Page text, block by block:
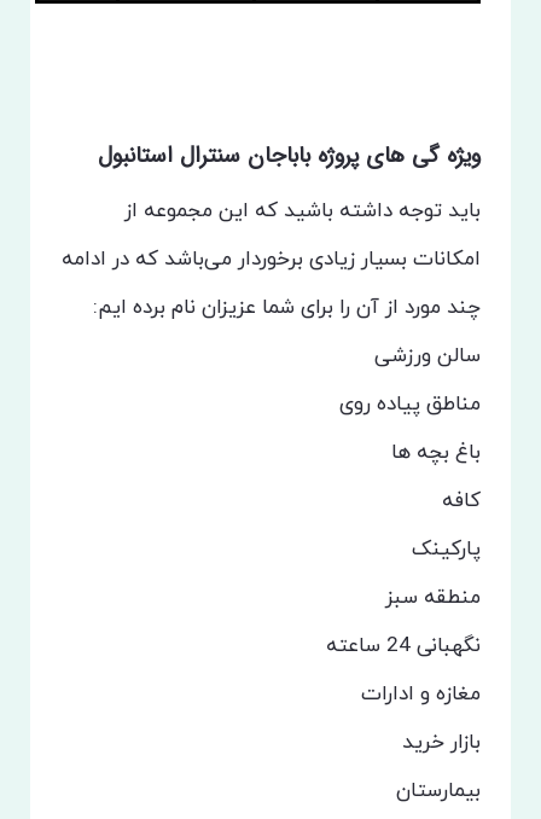
ویژه گی های پروژه باباجان سنترال استانبول
باید توجه داشته باشید که این مجموعه از
امکانات بسیار زیادی برخوردار می‌باشد که در ادامه
چند مورد از آن را برای شما عزیزان نام برده ایم:
سالن ورزشی
مناطق پیاده روی
باغ بچه ها
کافه
پارکینک
منطقه سبز
نگهبانی 24 ساعته
مغازه و ادارات
بازار خرید
بیمارستان